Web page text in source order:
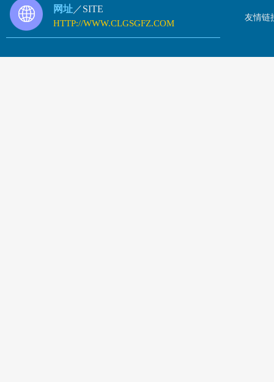
网址 ／SITE
HTTP://WWW.CLGSGFZ.COM
友情链